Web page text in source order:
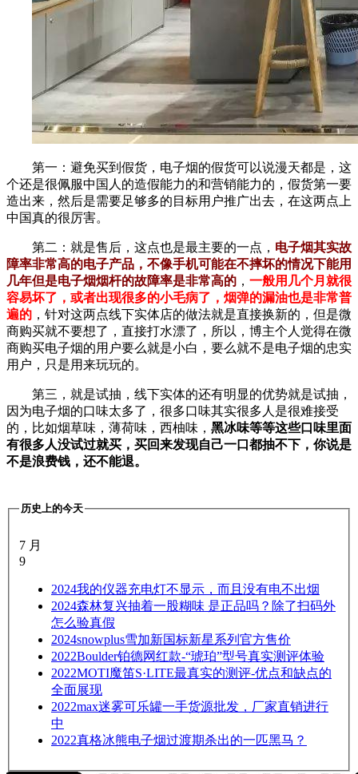
第一：避免买到假货，电子烟的假货可以说漫天都是，这
个还是很佩服中国人的造假能力的和营销能力的，假货第一要
造出来，然后是需要足够多的目标用户推广出去，在这两点上
中国真的很厉害。
第二：就是售后，这点也是最主要的一点， 电子烟其实故
障率非常高的电子产品，不像手机可能在不摔坏的情况下能用
几年但是电子烟烟杆的故障率是非常高的 ， 一般用几个月就很
容易坏了，或者出现很多的小毛病了，烟弹的漏油也是非常普
遍的 ，针对这两点线下实体店的做法就是直接换新的，但是微
商购买就不要想了，直接打水漂了，所以，博主个人觉得在微
商购买电子烟的用户要么就是小白，要么就不是电子烟的忠实
用户，只是用来玩玩的。
第三，就是试抽，线下实体的还有明显的优势就是试抽，
因为电子烟的口味太多了，很多口味其实很多人是很难接受
的，比如烟草味，薄荷味，西柚味， 黑冰味等等这些口味里面
有很多人没试过就买，买回来发现自己一口都抽不下，你说是
不是浪费钱，还不能退。
历史上的今天
7 月
9
2024我的仪器充电灯不显示，而且没有电不出烟
2024森林复兴抽着一股糊味 是正品吗？除了扫码外
怎么验真假
2024snowplus雪加新国标新星系列官方售价
2022Boulder铂德网红款-“琥珀”型号真实测评体验
2022MOTI魔笛S·LITE最真实的测评-优点和缺点的
全面展现
2022max迷雾可乐罐一手货源批发，厂家直销进行
中
2022真格冰熊电子烟过渡期杀出的一匹黑马？